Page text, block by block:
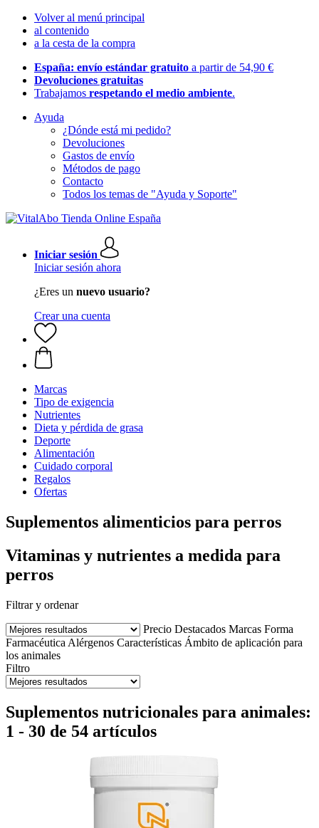
Volver al menú principal
al contenido
a la cesta de la compra
España: envío estándar gratuito a partir de 54,90 €
Devoluciones gratuitas
Trabajamos respetando el medio ambiente.
Ayuda
¿Dónde está mi pedido?
Devoluciones
Gastos de envío
Métodos de pago
Contacto
Todos los temas de "Ayuda y Soporte"
Iniciar sesión
Iniciar sesión ahora
¿Eres un nuevo usuario?
Crear una cuenta
Marcas
Tipo de exigencia
Nutrientes
Dieta y pérdida de grasa
Deporte
Alimentación
Cuidado corporal
Regalos
Ofertas
Suplementos alimenticios para perros
Vitaminas y nutrientes a medida para
perros
Filtrar y ordenar
Precio Destacados Marcas Forma
Farmacéutica Alérgenos Características Ámbito de aplicación para
los animales
Filtro
Suplementos nutricionales para animales:
1 - 30 de 54 artículos